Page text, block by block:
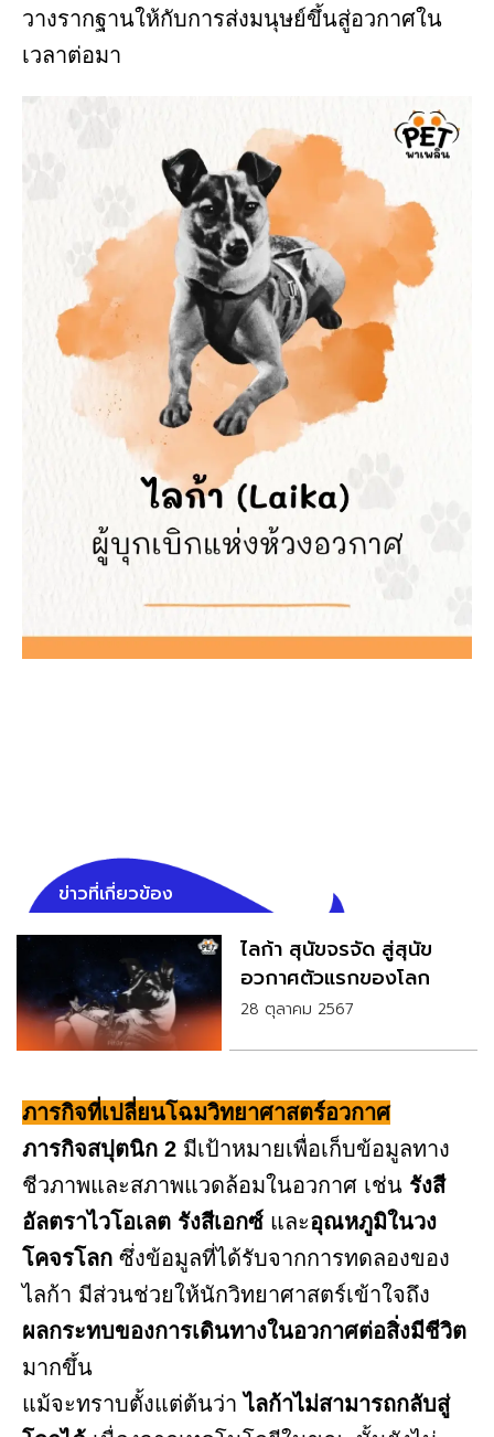
วางรากฐานให้กับการส่งมนุษย์ขึ้นสู่อวกาศใน
เวลาต่อมา
ข่าวที่เกี่ยวข้อง
ไลก้า สุนัขจรจัด สู่สุนัข
อวกาศตัวแรกของโลก
28 ตุลาคม 2567
ภารกิจที่เปลี่ยนโฉมวิทยาศาสตร์อวกาศ
ภารกิจสปุตนิก 2 มีเป้าหมายเพื่อเก็บข้อมูลทาง
ชีวภาพและสภาพแวดล้อมในอวกาศ เช่น รังสี
อัลตราไวโอเลต รังสีเอกซ์ และอุณหภูมิในวง
โคจรโลก ซึ่งข้อมูลที่ได้รับจากการทดลองของ
ไลก้า มีส่วนช่วยให้นักวิทยาศาสตร์เข้าใจถึง
ผลกระทบของการเดินทางในอวกาศต่อสิ่งมีชีวิต
มากขึ้น
แม้จะทราบตั้งแต่ต้นว่าไลก้าไม่สามารถกลับสู่